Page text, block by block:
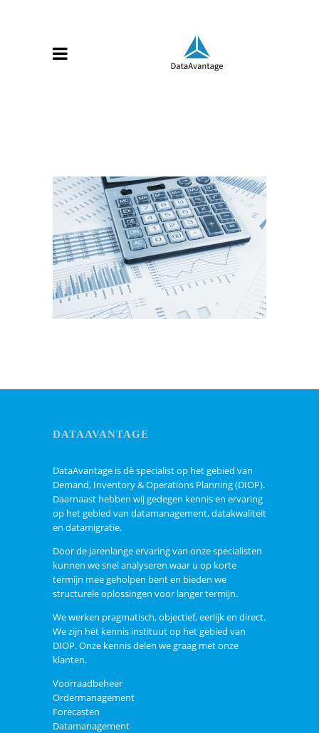
DATAAVANTAGE
DataAvantage is dè specialist op het gebied van
Demand, Inventory & Operations Planning (DIOP).
Daarnaast hebben wij gedegen kennis en ervaring
op het gebied van datamanagement, datakwaliteit
en datamigratie.
Door de jarenlange ervaring van onze specialisten
kunnen we snel analyseren waar u op korte
termijn mee geholpen bent en bieden we
structurele oplossingen voor langer termijn.
We werken pragmatisch, objectief, eerlijk en direct.
We zijn hét kennis instituut op het gebied van
DIOP. Onze kennis delen we graag met onze
klanten.
Voorraadbeheer
Ordermanagement
Forecasten
Datamanagement